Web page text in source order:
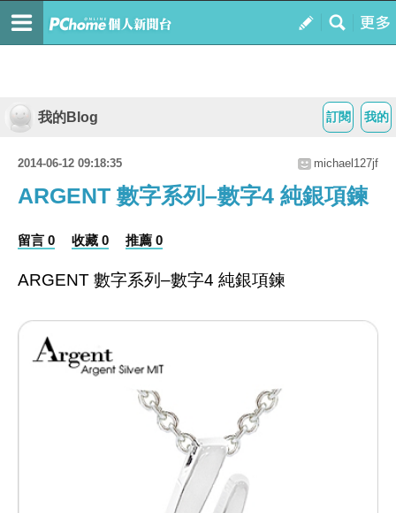
我的
訂閱
我的Blog
2014-06-12 09:18:35 michael127jf
ARGENT 數字系列–數字4 純銀項鍊
留言 0 收藏 0 推薦 0
ARGENT 數字系列–數字4 純銀項鍊